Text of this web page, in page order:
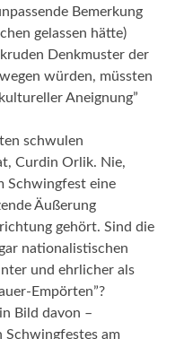
Bemerkung
gelassen hätte)
Denkmuster der
würden, müssten
Aneignung”
schwulen
Curdin Orlik. Nie,
Schwingfest eine
Äußerung
gehört. Sind die
nationalistischen
und ehrlicher als
Empörten”?
Bild davon –
Schwingfestes am